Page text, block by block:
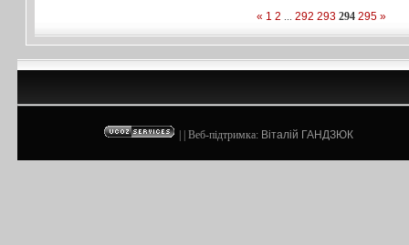
« 1 2 ... 292 293 294 295 »
| | Веб-підтримка: Віталій ГАНДЗЮК